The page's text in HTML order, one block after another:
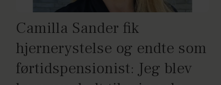
Camilla Sander fik
hjernerystelse og endte som
førtidspensionist: Jeg blev